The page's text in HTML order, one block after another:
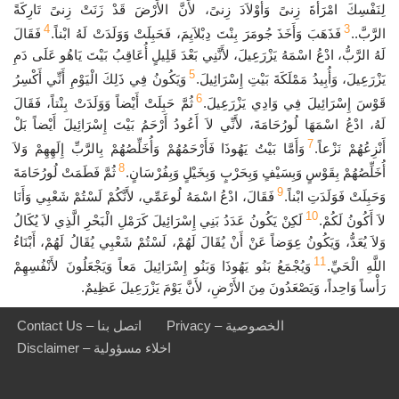
لِنَفْسِكَ امْرَأَةَ زِنىً وَأَوْلاَدَ زِنىً، لأَنَّ الأَرْضَ قَدْ زَنَتْ زِنىً تَارِكَةً
الرَّبَّ..3 فَذَهَبَ وَأَخَذَ جُومَرَ بِنْتَ دِبْلاَيِمَ، فَحَبِلَتْ وَوَلَدَتْ لَهُ ابْناً.4 فَقَالَ
لَهُ الرَّبُّ، ادْعُ اسْمَهُ يَزْرَعِيلَ، لأَنَّنِي بَعْدَ قَلِيلٍ أُعَاقِبُ بَيْتَ يَاهُو عَلَى دَمِ
يَزْرَعِيلَ، وَأُبِيدُ مَمْلَكَةَ بَيْتِ إِسْرَائِيلَ.5 وَيَكُونُ فِي ذَلِكَ الْيَوْمِ أَنِّي أَكْسِرُ
قَوْسَ إِسْرَائِيلَ فِي وَادِي يَزْرَعِيلَ.6 ثُمَّ حَبِلَتْ أَيْضاً وَوَلَدَتْ بِنْتاً، فَقَالَ
لَهُ، ادْعُ اسْمَهَا لُورُحَامَةَ، لأَنِّي لاَ أَعُودُ أَرْحَمُ بَيْتَ إِسْرَائِيلَ أَيْضاً بَلْ
أَنْزِعُهُمْ نَزْعاً.7 وَأَمَّا بَيْتُ يَهُوذَا فَأَرْحَمُهُمْ وَأُخَلِّصُهُمْ بِالرَّبِّ إِلَهِهِمْ وَلاَ
أُخَلِّصُهُمْ بِقَوْسٍ وَبِسَيْفٍ وَبِحَرْبٍ وَبِخَيْلٍ وَبِفُرْسَانٍ.8 ثُمَّ فَطَمَتْ لُورُحَامَةَ
وَحَبِلَتْ فَوَلَدَتِ ابْناً.9 فَقَالَ، ادْعُ اسْمَهُ لُوعَمِّي، لأَنَّكُمْ لَسْتُمْ شَعْبِي وَأَنَا
لاَ أَكُونُ لَكُمْ.10 لَكِنْ يَكُونُ عَدَدُ بَنِي إِسْرَائِيلَ كَرَمْلِ الْبَحْرِ الَّذِي لاَ يُكَالُ
وَلاَ يُعَدُّ، وَيَكُونُ عِوَضاً عَنْ أَنْ يُقَالَ لَهُمْ، لَسْتُمْ شَعْبِي يُقَالُ لَهُمْ، أَبْنَاءُ
اللَّهِ الْحَيِّ.11 وَيُجْمَعُ بَنُو يَهُوذَا وَبَنُو إِسْرَائِيلَ مَعاً وَيَجْعَلُونَ لأَنْفُسِهِمْ
رَأْساً وَاحِداً، وَيَصْعَدُونَ مِنَ الأَرْضِ، لأَنَّ يَوْمَ يَزْرَعِيلَ عَظِيمٌ.
Contact Us – اتصل بنا
Privacy – الخصوصية
Disclaimer – اخلاء مسؤولية